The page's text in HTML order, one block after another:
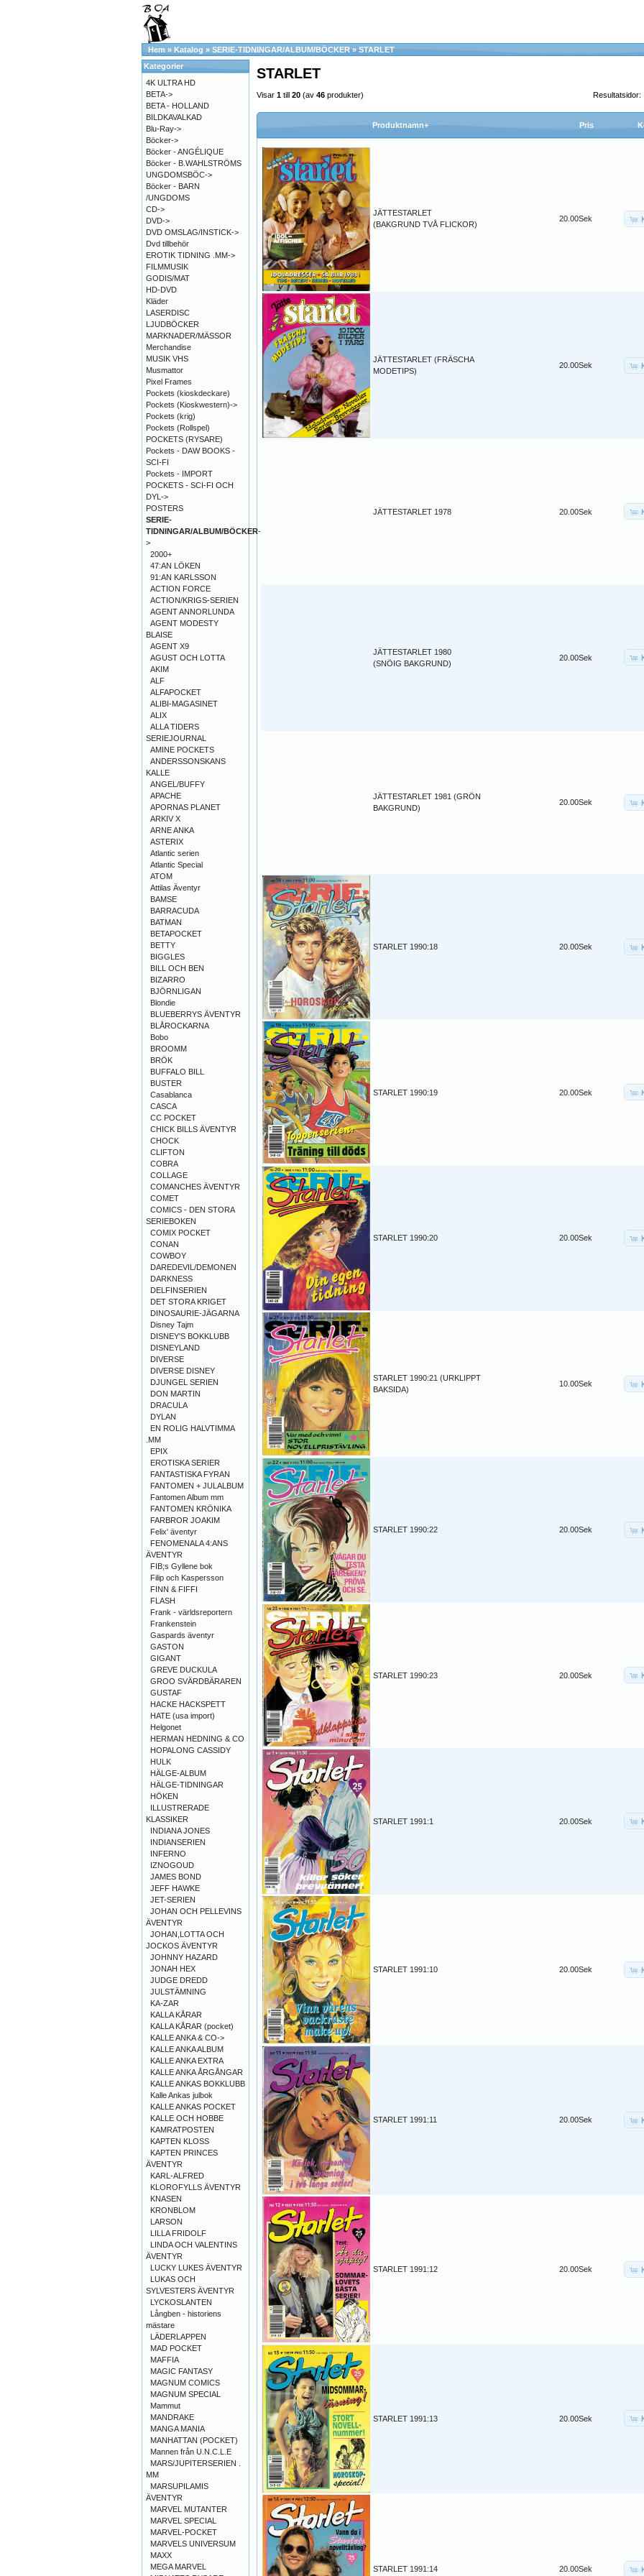
Hem » Katalog » SERIE-TIDNINGAR/ALBUM/BÖCKER » STARLET
STARLET
Resultatsidor:
Visar 1 till 20 (av 46 produkter)
Produktnamn+ Pris
JÄTTESTARLET
(BAKGRUND TVÅ FLICKOR)
20.00Sek
JÄTTESTARLET (FRÄSCHA
MODETIPS)
20.00Sek
JÄTTESTARLET 1978 20.00Sek
JÄTTESTARLET 1980
(SNÖIG BAKGRUND)
20.00Sek
JÄTTESTARLET 1981 (GRÖN
BAKGRUND)
20.00Sek
STARLET 1990:18 20.00Sek
STARLET 1990:19 20.00Sek
STARLET 1990:20 20.00Sek
STARLET 1990:21 (URKLIPPT
BAKSIDA)
10.00Sek
STARLET 1990:22 20.00Sek
STARLET 1990:23 20.00Sek
STARLET 1991:1 20.00Sek
STARLET 1991:10 20.00Sek
STARLET 1991:11 20.00Sek
STARLET 1991:12 20.00Sek
STARLET 1991:13 20.00Sek
STARLET 1991:14 20.00Sek
Kategorier
4K ULTRA HD
BETA->
BETA - HOLLAND
BILDKAVALKAD
Blu-Ray->
Böcker->
Böcker - ANGÉLIQUE
Böcker - B.WAHLSTRÖMS
UNGDOMSBÖC->
Böcker - BARN
/UNGDOMS
CD->
DVD->
DVD OMSLAG/INSTICK->
Dvd tillbehör
EROTIK TIDNING .MM->
FILMMUSIK
GODIS/MAT
HD-DVD
Kläder
LASERDISC
LJUDBÖCKER
MARKNADER/MÄSSOR
Merchandise
MUSIK VHS
Musmattor
Pixel Frames
Pockets (kioskdeckare)
Pockets (Kioskwestern)->
Pockets (krig)
Pockets (Rollspel)
POCKETS (RYSARE)
Pockets - DAW BOOKS -
SCI-FI
Pockets - IMPORT
POCKETS - SCI-FI OCH
DYL->
POSTERS
SERIE-
TIDNINGAR/ALBUM/BÖCKER-
>
2000+
47:AN LÖKEN
91:AN KARLSSON
ACTION FORCE
ACTION/KRIGS-SERIEN
AGENT ANNORLUNDA
AGENT MODESTY
BLAISE
AGENT X9
AGUST OCH LOTTA
AKIM
ALF
ALFAPOCKET
ALIBI-MAGASINET
ALIX
ALLA TIDERS
SERIEJOURNAL
AMINE POCKETS
ANDERSSONSKANS
KALLE
ANGEL/BUFFY
APACHE
APORNAS PLANET
ARKIV X
ARNE ANKA
ASTERIX
Atlantic serien
Atlantic Special
ATOM
Attilas Äventyr
BAMSE
BARRACUDA
BATMAN
BETAPOCKET
BETTY
BIGGLES
BILL OCH BEN
BIZARRO
BJÖRNLIGAN
Blondie
BLUEBERRYS ÄVENTYR
BLÅROCKARNA
Bobo
BROOMM
BRÖK
BUFFALO BILL
BUSTER
Casablanca
CASCA
CC POCKET
CHICK BILLS ÄVENTYR
CHOCK
CLIFTON
COBRA
COLLAGE
COMANCHES ÄVENTYR
COMET
COMICS - DEN STORA
SERIEBOKEN
COMIX POCKET
CONAN
COWBOY
DAREDEVIL/DEMONEN
DARKNESS
DELFINSERIEN
DET STORA KRIGET
DINOSAURIE-JÄGARNA
Disney Tajm
DISNEY'S BOKKLUBB
DISNEYLAND
DIVERSE
DIVERSE DISNEY
DJUNGEL SERIEN
DON MARTIN
DRACULA
DYLAN
EN ROLIG HALVTIMMA
.MM
EPIX
EROTISKA SERIER
FANTASTISKA FYRAN
FANTOMEN + JULALBUM
Fantomen Album mm
FANTOMEN KRÖNIKA
FARBROR JOAKIM
Felix' äventyr
FENOMENALA 4:ANS
ÄVENTYR
FIB;s Gyllene bok
Filip och Kaspersson
FINN & FIFFI
FLASH
Frank - världsreportern
Frankenstein
Gaspards äventyr
GASTON
GIGANT
GREVE DUCKULA
GROO SVÄRDBÄRAREN
GUSTAF
HACKE HACKSPETT
HATE (usa import)
Helgonet
HERMAN HEDNING & CO
HOPALONG CASSIDY
HULK
HÄLGE-ALBUM
HÄLGE-TIDNINGAR
HÖKEN
ILLUSTRERADE
KLASSIKER
INDIANA JONES
INDIANSERIEN
INFERNO
IZNOGOUD
JAMES BOND
JEFF HAWKE
JET-SERIEN
JOHAN OCH PELLEVINS
ÄVENTYR
JOHAN,LOTTA OCH
JOCKOS ÄVENTYR
JOHNNY HAZARD
JONAH HEX
JUDGE DREDD
JULSTÄMNING
KA-ZAR
KALLA KÅRAR
KALLA KÅRAR (pocket)
KALLE ANKA & CO->
KALLE ANKA ALBUM
KALLE ANKA EXTRA
KALLE ANKA ÅRGÅNGAR
KALLE ANKAS BOKKLUBB
Kalle Ankas julbok
KALLE ANKAS POCKET
KALLE OCH HOBBE
KAMRATPOSTEN
KAPTEN KLOSS
KAPTEN PRINCES
ÄVENTYR
KARL-ALFRED
KLOROFYLLS ÄVENTYR
KNASEN
KRONBLOM
LARSON
LILLA FRIDOLF
LINDA OCH VALENTINS
ÄVENTYR
LUCKY LUKES ÄVENTYR
LUKAS OCH
SYLVESTERS ÄVENTYR
LYCKOSLANTEN
Långben - historiens
mästare
LÄDERLAPPEN
MAD POCKET
MAFFIA
MAGIC FANTASY
MAGNUM COMICS
MAGNUM SPECIAL
Mammut
MANDRAKE
MANGA MANIA
MANHATTAN (POCKET)
Mannen från U.N.C.L.E
MARS/JUPITERSERIEN .
MM
MARSUPILAMIS
ÄVENTYR
MARVEL MUTANTER
MARVEL SPECIAL
MARVEL-POCKET
MARVELS UNIVERSUM
MAXX
MEGA MARVEL